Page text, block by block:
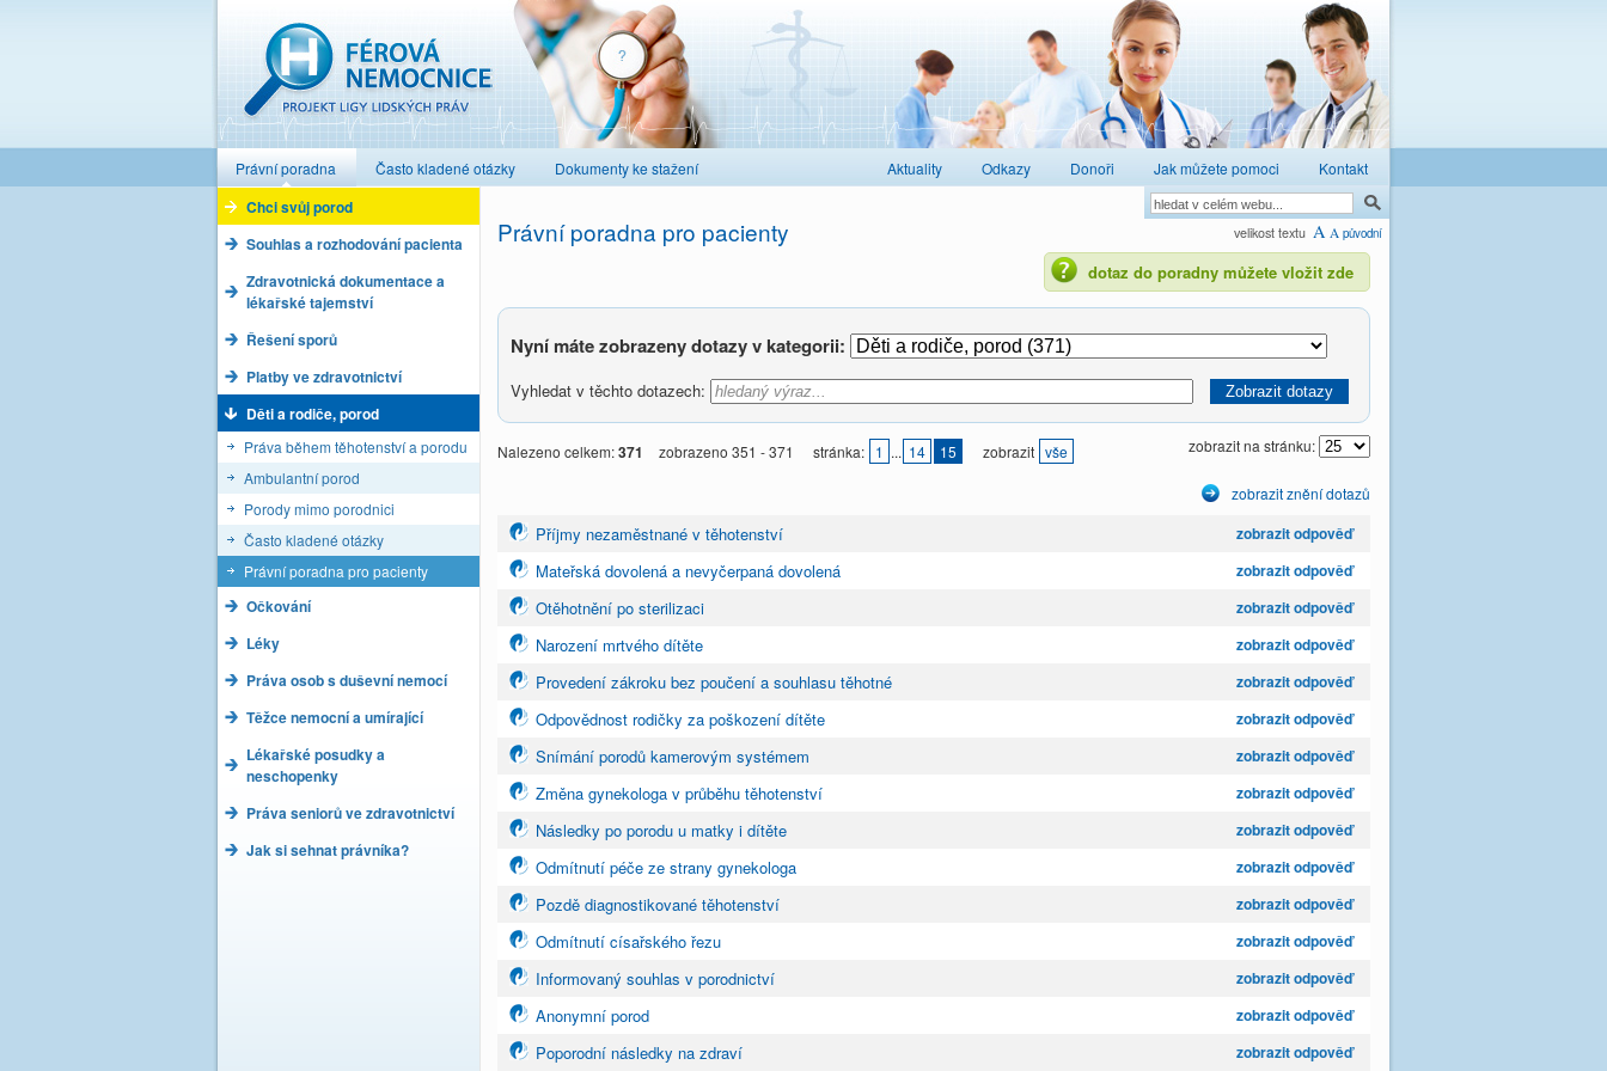
Právní poradna Často kladené otázky Dokumenty ke stažení Aktuality Odkazy Donoři Jak můžete pomoci Kontakt
Chci svůj porod
Souhlas a rozhodování pacienta
Zdravotnická dokumentace a
lékařské tajemství
Řešení sporů
Platby ve zdravotnictví
Děti a rodiče, porod
Práva během těhotenství a porodu
Ambulantní porod
Porody mimo porodnici
Často kladené otázky
Právní poradna pro pacienty
Očkování
Léky
Práva osob s duševní nemocí
Těžce nemocní a umírající
Lékařské posudky a
neschopenky
Práva seniorů ve zdravotnictví
Jak si sehnat právníka?
velikost textu A A původní
Právní poradna pro pacienty
dotaz do poradny můžete vložit zde
Nyní máte zobrazeny dotazy v kategorii:
Vyhledat v těchto dotazech:
Nalezeno celkem:371 zobrazeno 351 - 371 stránka: 1 ... 14 15 zobrazit vše zobrazit na stránku:
zobrazit znění dotazů
zobrazit odpověď
Příjmy nezaměstnané v těhotenství
zobrazit odpověď
Mateřská dovolená a nevyčerpaná dovolená
zobrazit odpověď
Otěhotnění po sterilizaci
zobrazit odpověď
Narození mrtvého dítěte
zobrazit odpověď
Provedení zákroku bez poučení a souhlasu těhotné
zobrazit odpověď
Odpovědnost rodičky za poškození dítěte
zobrazit odpověď
Snímání porodů kamerovým systémem
zobrazit odpověď
Změna gynekologa v průběhu těhotenství
zobrazit odpověď
Následky po porodu u matky i dítěte
zobrazit odpověď
Odmítnutí péče ze strany gynekologa
zobrazit odpověď
Pozdě diagnostikované těhotenství
zobrazit odpověď
Odmítnutí císařského řezu
zobrazit odpověď
Informovaný souhlas v porodnictví
zobrazit odpověď
Anonymní porod
zobrazit odpověď
Poporodní následky na zdraví